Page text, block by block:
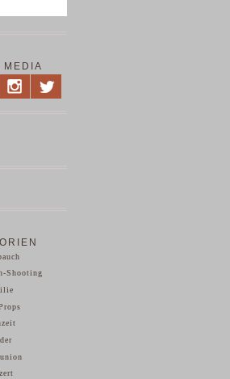
MEDIA
Shooting